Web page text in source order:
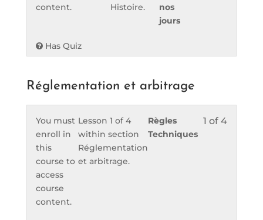
nos
jours
Histoire.
content.
Has Quiz
Réglementation et arbitrage
1 of 4
Règles
Techniques
Lesson 1 of 4
within section
Réglementation
et arbitrage.
You must
enroll in
this
course to
access
course
content.